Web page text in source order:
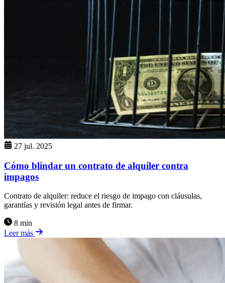
27 jul. 2025
Cómo blindar un contrato de alquiler contra
impagos
Contrato de alquiler: reduce el riesgo de impago con cláusulas,
garantías y revisión legal antes de firmar.
8 min
Leer más